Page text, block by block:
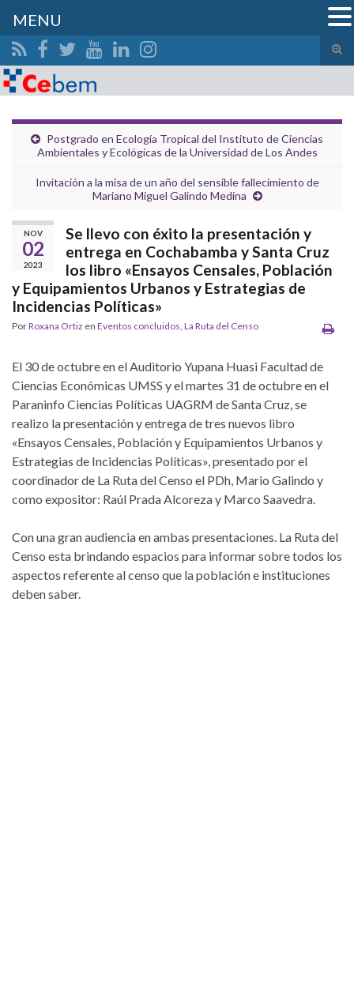
el
Search for:
Postgrado en Ecología Tropical del Instituto de Ciencias
Ambientales y Ecológicas de la Universidad de Los Andes
Invitación a la misa de un año del sensible fallecimiento de
Mariano Miguel Galindo Medina
NOV
02
2023
Se llevo con éxito la presentación y
entrega en Cochabamba y Santa Cruz
los libro «Ensayos Censales, Población
y Equipamientos Urbanos y Estrategias de
Incidencias Políticas»
PorRoxana Ortiz en Eventos concluidos, La Ruta del Censo
El 30 de octubre en el Auditorio Yupana Huasi Facultad de
Ciencias Económicas UMSS y el martes 31 de octubre en el
Paraninfo Ciencias Políticas UAGRM de Santa Cruz, se
realizo la presentación y entrega de tres nuevos libro
«Ensayos Censales, Población y Equipamientos Urbanos y
Estrategias de Incidencias Políticas», presentado por el
coordinador de La Ruta del Censo el PDh, Mario Galindo y
como expositor: Raúl Prada Alcoreza y Marco Saavedra.
Con una gran audiencia en ambas presentaciones. La Ruta del
Censo esta brindando espacios para informar sobre todos los
aspectos referente al censo que la población e instituciones
deben saber.
MENU